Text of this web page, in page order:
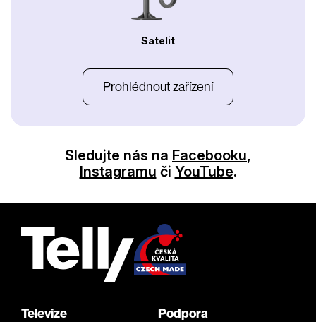
Satelit
Prohlédnout zařízení
Sledujte nás na Facebooku,
Instagramu či YouTube.
Televize Podpora